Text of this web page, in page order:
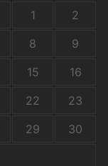
1
2
8
9
15
16
22
23
29
30